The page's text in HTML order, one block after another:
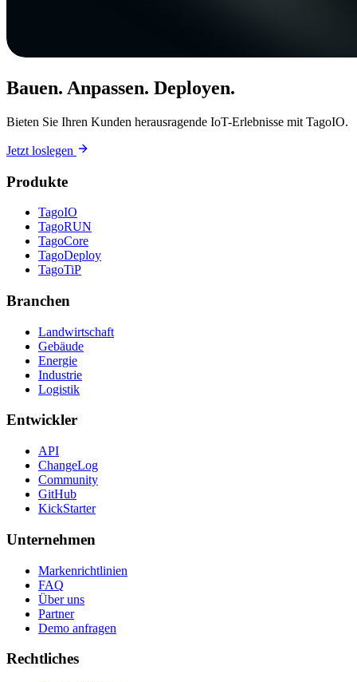
Bauen. Anpassen. Deployen.
Bieten Sie Ihren Kunden herausragende IoT-Erlebnisse mit TagoIO.
Jetzt loslegen
Produkte
TagoIO
TagoRUN
TagoCore
TagoDeploy
TagoTiP
Branchen
Landwirtschaft
Gebäude
Energie
Industrie
Logistik
Entwickler
API
ChangeLog
Community
GitHub
KickStarter
Unternehmen
Markenrichtlinien
FAQ
Über uns
Partner
Demo anfragen
Rechtliches